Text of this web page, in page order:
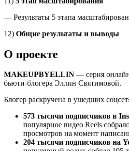
— Результаты 5 этапа
12) Общие результаты и выводы
О проекте
MAKEUPBYELLIN — серия
бьюти-блогера Эллин Святимовой.
Блогер раскручена в ушедших
573 тысячи подписчиков в
популярное видео Reels
просмотров на момент
204 тысячи подписчиков на